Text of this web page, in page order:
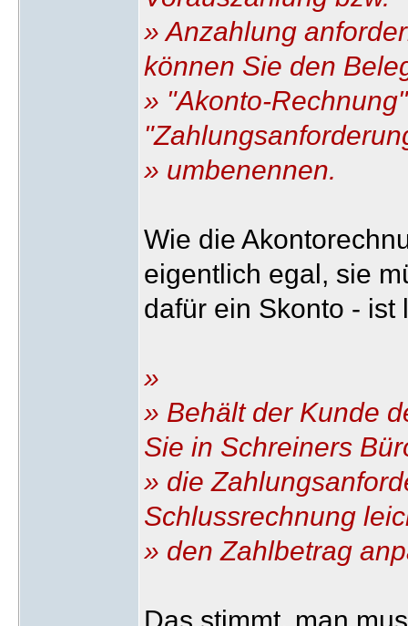
» Anzahlung
können Sie den
» "Akonto-
» umbenennen.
Wie die
eigentlich egal, sie
dafür ein Skonto - ist
»
» Behält der Kunde
Sie in Schreiners
» die
Schlussrechnung
» den Zahlbetrag
Das stimmt, man